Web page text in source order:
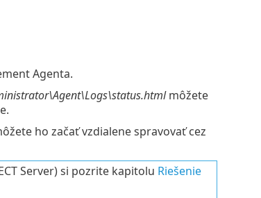
Agenta.
môžete
ho začať vzdialene spravovať cez
Server) si pozrite kapitolu Riešenie